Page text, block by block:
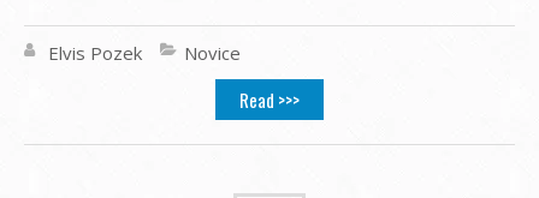
Elvis Pozek Novice
Read >>>